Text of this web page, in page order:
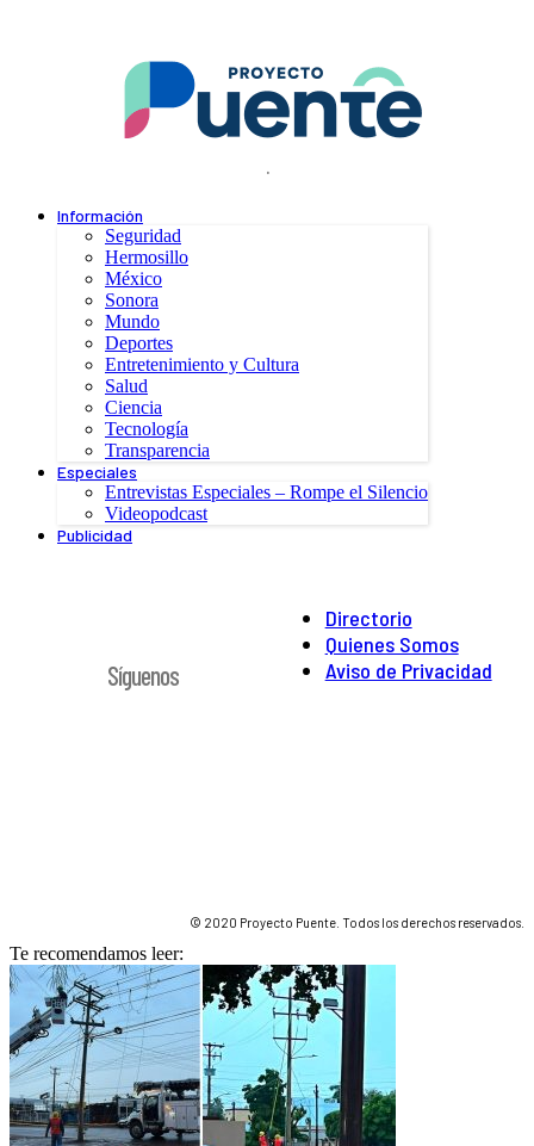
.
Información
Seguridad
Hermosillo
México
Sonora
Mundo
Deportes
Entretenimiento y Cultura
Salud
Ciencia
Tecnología
Transparencia
Especiales
Entrevistas Especiales – Rompe el Silencio
Videopodcast
Publicidad
Directorio
Quienes Somos
Aviso de Privacidad
Síguenos
© 2020 Proyecto Puente. Todos los derechos reservados.
Te recomendamos leer: